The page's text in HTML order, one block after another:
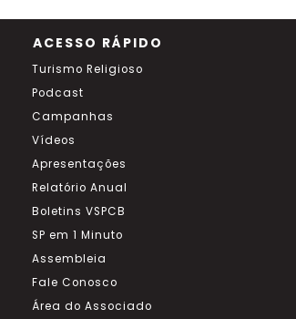
ACESSO RÁPIDO
Turismo Religioso
Podcast
Campanhas
Vídeos
Apresentações
Relatório Anual
Boletins VSPCB
SP em 1 Minuto
Assembleia
Fale Conosco
Área do Associado